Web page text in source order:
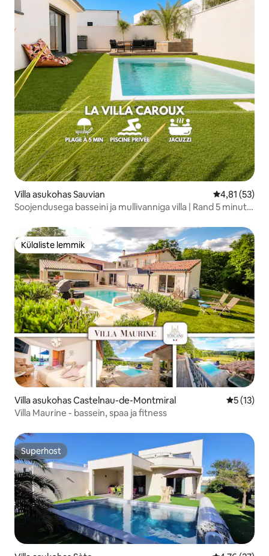
Villa asukohas Sauvian Keskmine
4,81 (53)
Soojendusega basseini ja mullivanniga villa | Rand 5 minuti
Külaliste lemmik
Külaliste lemmik
Villa asukohas Castelnau-de-Montmiral
5 (13)
Villa Maurine - bassein, spaa ja fitness
Superhost
Superhost